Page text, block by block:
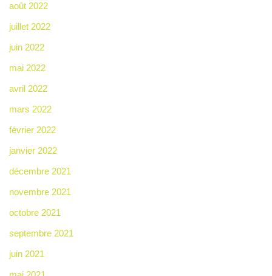
août 2022
juillet 2022
juin 2022
mai 2022
avril 2022
mars 2022
février 2022
janvier 2022
décembre 2021
novembre 2021
octobre 2021
septembre 2021
juin 2021